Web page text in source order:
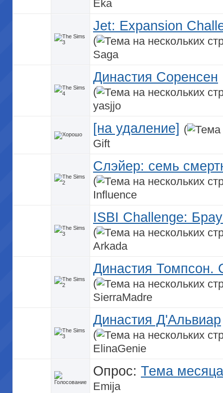
Eka
Jet: Expansion
(
Saga
Династия Соренсен
(
yasjjo
[на удаление] (
Gift
Слэйер: семь
(
Influence
ISBI Challenge:
(
Arkada
Династия Томпсон.
(
SierraMadre
Династия Д'Альвиар
(
ElinaGenie
Опрос: Тема
Emija